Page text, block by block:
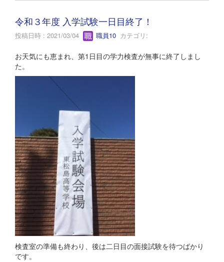
令和３年度 入学試験一日目終了！
投稿日時 : 2021/03/04 職員10 カテゴリ:
お天気にも恵まれ、第1日目の学力検査が無事に終了しまし
た。
検査室の準備も終わり、後は二日目の面接試験を待つばかり
です。